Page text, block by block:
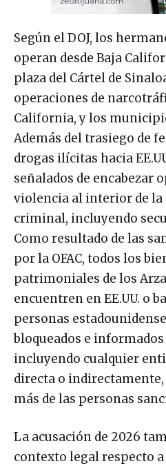
Según el DOJ, los
operan desde Baja
plaza del Cártel de
operaciones de
California, y los
Además del trasiego de
drogas ilícitas hacia
señalados de encabezar
violencia al interior de
criminal, incluyendo
Como resultado de las
por la OFAC, todos los
patrimoniales de los
encuentren en EE.UU. o
personas
bloqueados e informados
incluyendo cualquier
directa o
más de las personas
La acusación de 2026
contexto legal respecto